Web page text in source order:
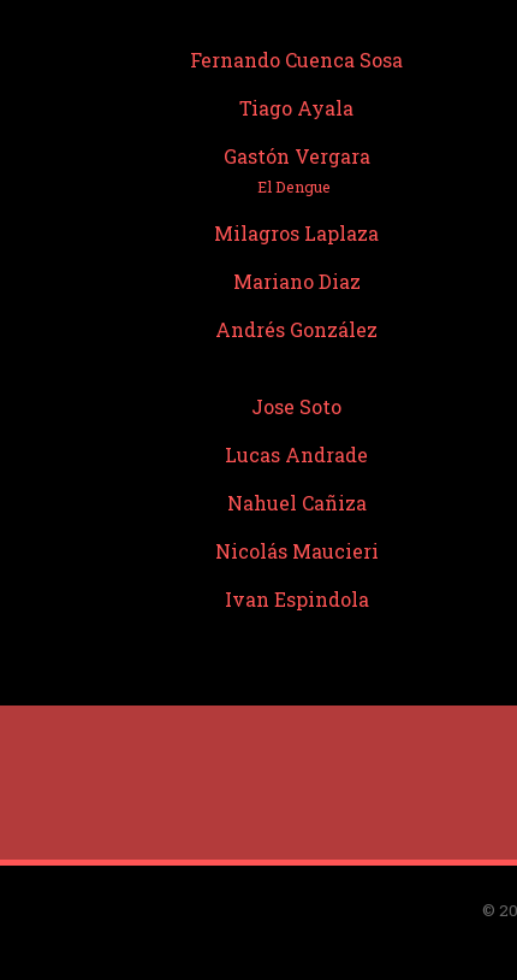
Fernando Cuenca Sosa
Tiago Ayala
Gastón Vergara
El Dengue
Milagros Laplaza
Mariano Diaz
Andrés González
Jose Soto
Lucas Andrade
Nahuel Cañiza
Nicolás Maucieri
Ivan Espindola
©